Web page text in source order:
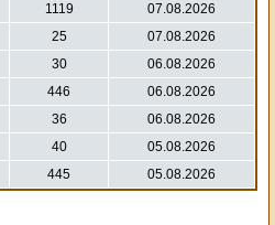
1119
07.08.2026
25
07.08.2026
30
06.08.2026
446
06.08.2026
36
06.08.2026
40
05.08.2026
445 05.08.2026